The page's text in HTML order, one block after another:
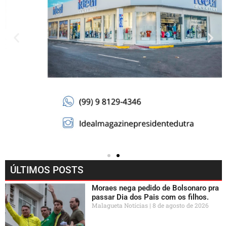
ÚLTIMOS POSTS
Moraes nega pedido de Bolsonaro pra
passar Dia dos Pais com os filhos.
Malagueta Notícias 8 de agosto de 2026